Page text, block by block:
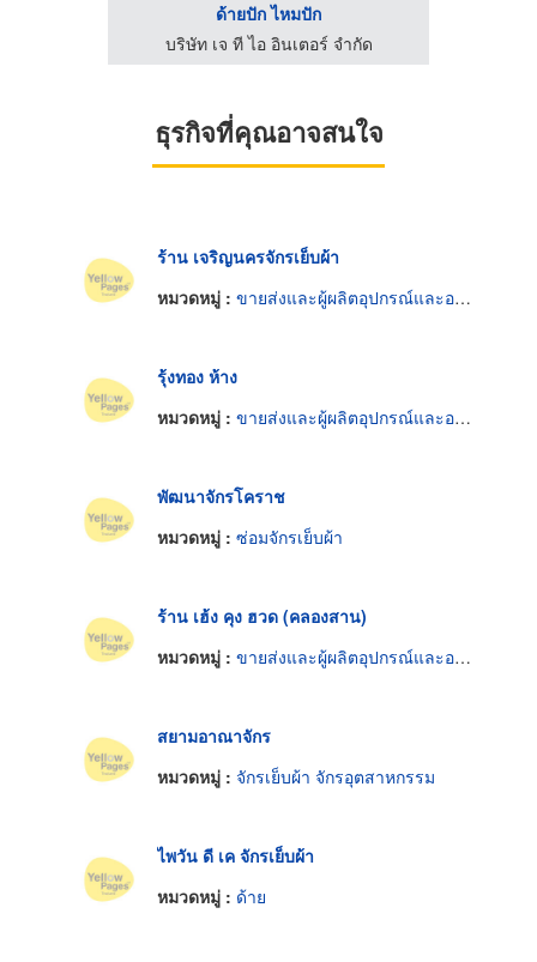
ด้ายปัก ไหมปัก
บริษัท เจ ที ไอ อินเตอร์ จำกัด
ธุรกิจที่คุณอาจสนใจ
ร้าน เจริญนครจักรเย็บผ้า
หมวดหมู่ : ขายส่งและผู้ผลิตอุปกรณ์และอะไหล่จักรเย็บผ้า
รุ้งทอง ห้าง
หมวดหมู่ : ขายส่งและผู้ผลิตอุปกรณ์และอะไหล่จักรเย็บผ้า
พัฒนาจักรโคราช
หมวดหมู่ : ซ่อมจักรเย็บผ้า
ร้าน เฮ้ง คุง ฮวด (คลองสาน)
หมวดหมู่ : ขายส่งและผู้ผลิตอุปกรณ์และอะไหล่จักรเย็บผ้า
สยามอาณาจักร
หมวดหมู่ : จักรเย็บผ้า จักรอุตสาหกรรม
ไพวัน ดี เค จักรเย็บผ้า
หมวดหมู่ : ด้าย